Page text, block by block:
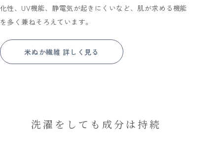
化性、UV機能、静電気が起きにくいなど、肌が求める機能
を多く兼ねそろえています。
米ぬか繊維 詳しく見る
洗濯をしても成分は持続